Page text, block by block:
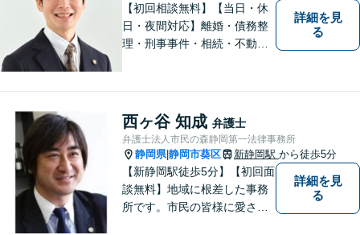
【初回相談無料】【当日・休
日・夜間対応】離婚・債務整
理・刑事事件・相続・不動産
向き合うことを心がけていま
す。法人・個人事業主の事業
再建・債務整理の問題解決に
自信があります。
詳細を見
る
西ヶ谷 知成 弁護士
弁護士法人市民の森静岡第一法律事務所
静岡県|静岡市葵区 新静岡駅 から徒歩5分
【新静岡駅徒歩5分】【初回面
談無料】地域に根差した事務
所です。市民の皆様に愛され
詳細を見
る